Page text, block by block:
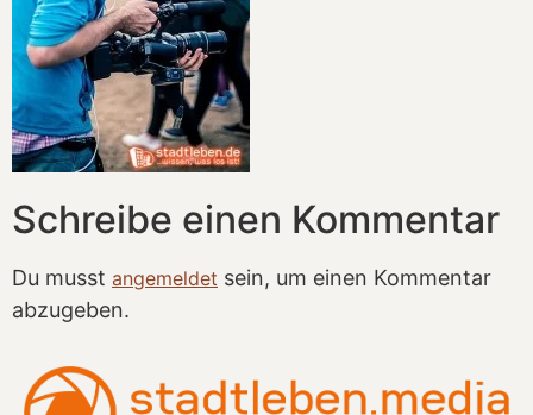
Schreibe einen Kommentar
Du musst angemeldet sein, um einen Kommentar
abzugeben.